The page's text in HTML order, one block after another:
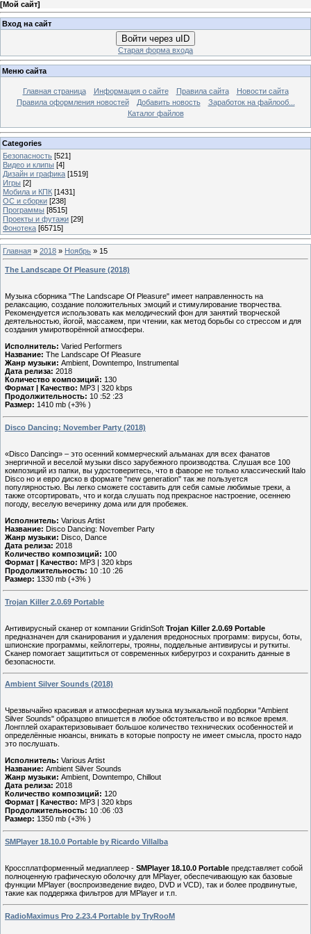
[Мой сайт]
Вход на сайт
Войти через uID
Старая форма входа
Меню сайта
Главная страница Информация о сайте Правила сайта
Новости сайта
Правила оформления новостей
Добавить новость
Заработок на файлооб...
Каталог файлов
Categories
Безопасность [521]
Видео и клипы [4]
Дизайн и графика [1519]
Игры [2]
Мобила и КПК [1431]
ОС и сборки [238]
Программы [8515]
Проекты и футажи [29]
Фонотека [65715]
Главная » 2018 » Ноябрь » 15
The Landscape Of Pleasure (2018)
Музыка сборника "The Landscape Of Pleasure" имеет направленность на
релаксацию, создание положительных эмоций и стимулирование творчества.
Рекомендуется использовать как мелодический фон для занятий творческой
деятельностью, йогой, массажем, при чтении, как метод борьбы со стрессом и для
создания умиротворённой атмосферы.
Исполнитель: Varied Performers
Название: The Landscape Of Pleasure
Жанр музыки: Ambient, Downtempo, Instrumental
Дата релиза: 2018
Количество композиций: 130
Формат | Качество: MP3 | 320 kbps
Продолжительность: 10 :52 :23
Размер: 1410 mb (+3% )
Disco Dancing: November Party (2018)
«Disco Dancing» – это осенний коммерческий альманах для всех фанатов
энергичной и веселой музыки disco зарубежного производства. Слушая все 100
композиций из папки, вы удостоверитесь, что в фаворе не только классический Italo
Disco но и евро диско в формате "new generation" так же пользуется
популярностью. Вы легко сможете составить для себя самые любимые треки, а
также отсортировать, что и когда слушать под прекрасное настроение, осеннею
погоду, веселую вечеринку дома или для пробежек.
Исполнитель: Various Artist
Название: Disco Dancing: November Party
Жанр музыки: Disco, Dance
Дата релиза: 2018
Количество композиций: 100
Формат | Качество: MP3 | 320 kbps
Продолжительность: 10 :10 :26
Размер: 1330 mb (+3% )
Trojan Killer 2.0.69 Portable
Антивирусный сканер от компании GridinSoft Trojan Killer 2.0.69 Portable
предназначен для сканирования и удаления вредоносных программ: вирусы, боты,
шпионские программы, кейлоггеры, трояны, поддельные антивирусы и руткиты.
Сканер помогает защититься от современных киберугроз и сохранить данные в
безопасности.
Ambient Silver Sounds (2018)
Чрезвычайно красивая и атмосферная музыка музыкальной подборки "Ambient
Silver Sounds" образцово впишется в любое обстоятельство и во всякое время.
Лонгплей охарактеризовывает большое количество технических особенностей и
определённые нюансы, вникать в которые попросту не имеет смысла, просто надо
это послушать.
Исполнитель: Various Artist
Название: Ambient Silver Sounds
Жанр музыки: Ambient, Downtempo, Chillout
Дата релиза: 2018
Количество композиций: 120
Формат | Качество: MP3 | 320 kbps
Продолжительность: 10 :06 :03
Размер: 1350 mb (+3% )
SMPlayer 18.10.0 Portable by Ricardo Villalba
Кроссплатформенный медиаплеер - SMPlayer 18.10.0 Portable представляет собой
полноценную графическую оболочку для MPlayer, обеспечивающую как базовые
функции MPlayer (воспроизведение видео, DVD и VCD), так и более продвинутые,
такие как поддержка фильтров для MPlayer и т.п.
RadioMaximus Pro 2.23.4 Portable by TryRooM